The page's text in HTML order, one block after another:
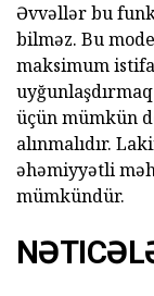
Əvvəllər bu
bilməz. Bu
maksimum
üçün mümkün
alınmalıdır.
əhəmiyyətli
mümkündür.